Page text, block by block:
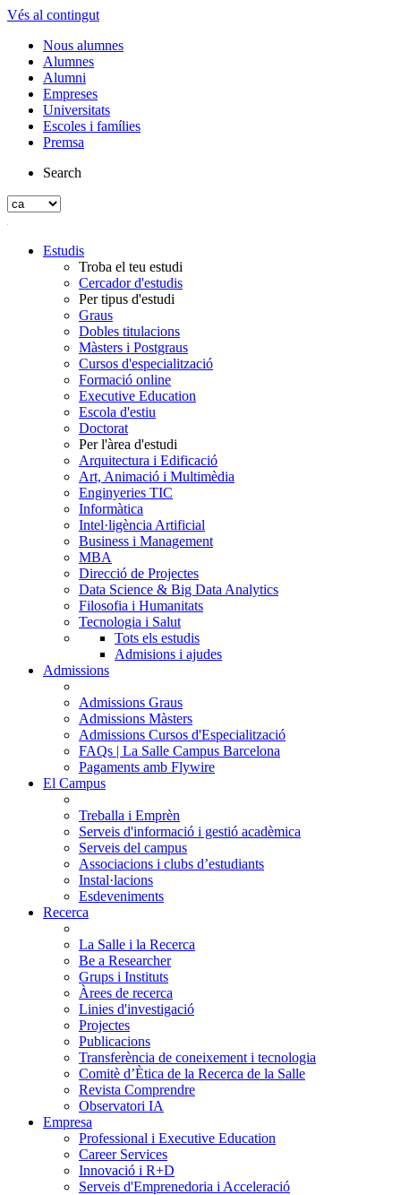
Vés al contingut
Nous alumnes
Alumnes
Alumni
Empreses
Universitats
Escoles i famílies
Premsa
Search
Estudis
Troba el teu estudi
Cercador d'estudis
Per tipus d'estudi
Graus
Dobles titulacions
Màsters i Postgraus
Cursos d'especialització
Formació online
Executive Education
Escola d'estiu
Doctorat
Per l'àrea d'estudi
Arquitectura i Edificació
Art, Animació i Multimèdia
Enginyeries TIC
Informàtica
Intel·ligència Artificial
Business i Management
MBA
Direcció de Projectes
Data Science & Big Data Analytics
Filosofia i Humanitats
Tecnologia i Salut
Tots els estudis
Admisions i ajudes
Admissions
Admissions Graus
Admissions Màsters
Admissions Cursos d'Especialització
FAQs | La Salle Campus Barcelona
Pagaments amb Flywire
El Campus
Treballa i Emprèn
Serveis d'informació i gestió acadèmica
Serveis del campus
Associacions i clubs d’estudiants
Instal·lacions
Esdeveniments
Recerca
La Salle i la Recerca
Be a Researcher
Grups i Instituts
Àrees de recerca
Linies d'investigació
Projectes
Publicacions
Transferència de coneixement i tecnologia
Comitè d’Ètica de la Recerca de la Salle
Revista Comprendre
Observatori IA
Empresa
Professional i Executive Education
Career Services
Innovació i R+D
Serveis d'Emprenedoria i Acceleració